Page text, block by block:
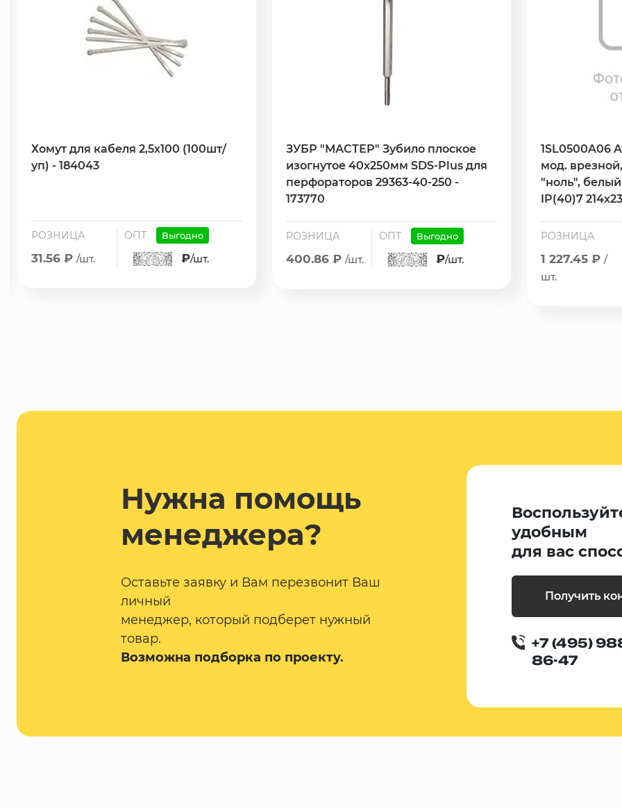
Хомут для кабеля 2,5х100 (100шт/
уп) - 184043
РОЗНИЦА
31.56 ₽ /шт.
ОПТ Выгодно
₽/шт.
ЗУБР "МАСТЕР" Зубило плоское
изогнутое 40х250мм SDS-Plus для
перфораторов 29363-40-250 -
173770
РОЗНИЦА
400.86 ₽ /шт.
ОПТ Выгодно
₽/шт.
1SL0500A06
мод.
"ноль",
IP(40)7
РОЗНИЦА
1 227.45 ₽ /
шт.
Нужна помощь
менеджера?
Оставьте заявку и Вам перезвонит Ваш
личный
менеджер, который подберет нужный
товар.
Возможна подборка по проекту.
удобным
для вас
Получить
+7 (495)
86-47